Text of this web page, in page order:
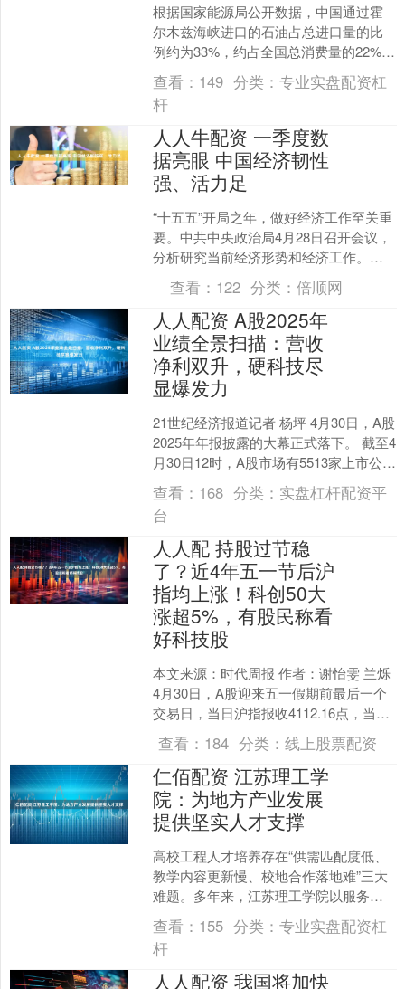
根据国家能源局公开数据，中国通过霍
尔木兹海峡进口的石油占总进口量的比
例约为33%，约占全国总消费量的22%。
据美国能源信息局发布的战略石油储备
规模数据，截至20....
查看： 149 分类：专业实盘配资杠
杆
人人牛配资 一季度数
据亮眼 中国经济韧性
强、活力足
“十五五”开局之年，做好经济工作至关重
要。中共中央政治局4月28日召开会议，
分析研究当前经济形势和经济工作。开
局之年，我国经济起步有力。一季度我
国经济主要指标好....
查看： 122 分类： 倍顺网
人人配资 A股2025年
业绩全景扫描：营收
净利双升，硬科技尽
显爆发力
21世纪经济报道记者 杨坪 4月30日，A股
2025年年报披露的大幕正式落下。 截至4
月30日12时，A股市场有5513家上市公司
的业绩已经揭晓，这不仅是企业对....
查看： 168 分类： 实盘杠杆配资平
台
人人配 持股过节稳
了？近4年五一节后沪
指均上涨！科创50大
涨超5%，有股民称看
好科技股
本文来源：时代周报 作者：谢怡雯 兰烁
4月30日，A股迎来五一假期前最后一个
交易日，当日沪指报收4112.16点，当日
上涨0.11%，站稳4100点关口；深成....
查看： 184 分类： 线上股票配资
仁佰配资 江苏理工学
院：为地方产业发展
提供坚实人才支撑
高校工程人才培养存在“供需匹配度低、
教学内容更新慢、校地合作落地难”三大
难题。多年来，江苏理工学院以服务区
域产业为己任，精准培育高素质应用型
人才，为江苏常州新能....
查看： 155 分类：专业实盘配资杠
杆
人人配资 我国将加快